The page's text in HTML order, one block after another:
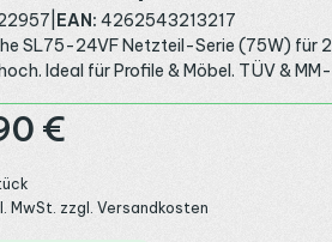
EAN: 4262543213217
SL75-24VF Netzteil-Serie (75W) für
Ideal für Profile & Möbel. TÜV &
€
MwSt. zzgl. Versandkosten